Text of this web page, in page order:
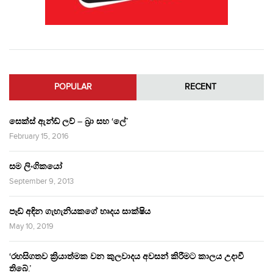
POPULAR RECENT
සෙක්ස් ඇන්ඩ් ලව් – බ්‍රා සහ ‘ලේ’
February 15, 2016
සම ලිංගිකයෝ
September 9, 2013
පෑඩ් අඳින ගැහැනියකගේ හෘදය සාක්ෂිය
May 10, 2019
‘රහසිගතව ක්‍රියාත්මක වන කුලවාදය අවසන් කිරීමට කාලය උදාවී
තිබේ.’